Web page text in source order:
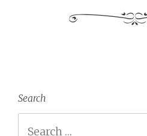
Search